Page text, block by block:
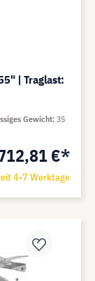
| Traglast:
€*
4-7 Werktage
Gewicht 35